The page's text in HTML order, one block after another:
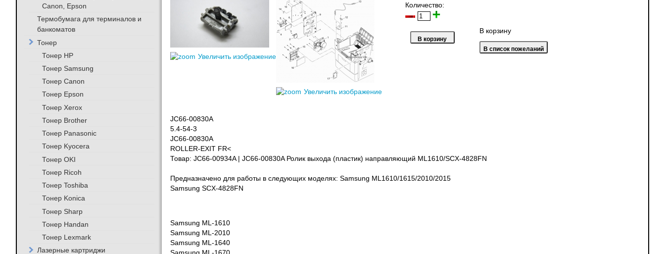
Увеличить изображение
Увеличить изображение
Количество:
В корзину
JC66-00830A
5.4-54-3
JC66-00830A
ROLLER-EXIT FR<
Товар: JC66-00934A | JC66-00830A Ролик выхода (пластик) направляющий ML1610/SCX-4828FN
Предназначено для работы в следующих моделях: Samsung ML1610/1615/2010/2015
Samsung SCX-4828FN
Samsung ML-1610
Samsung ML-2010
Samsung ML-1640
Canon, Epson
Термобумага для терминалов и
банкоматов
Тонер
Тонер HP
Тонер Samsung
Тонер Canon
Тонер Epson
Тонер Xerox
Тонер Brother
Тонер Panasonic
Тонер Kyocera
Тонер OKI
Тонер Ricoh
Тонер Toshiba
Тонер Konica
Тонер Sharp
Тонер Handan
Тонер Lexmark
Лазерные картриджи